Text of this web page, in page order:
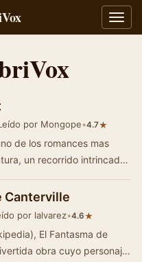
por Mongope•4.7★
de los romances mas
un recorrido intrincado
Canterville
por lalvarez•4.6★
El Fantasma de
obra cuyo personaje